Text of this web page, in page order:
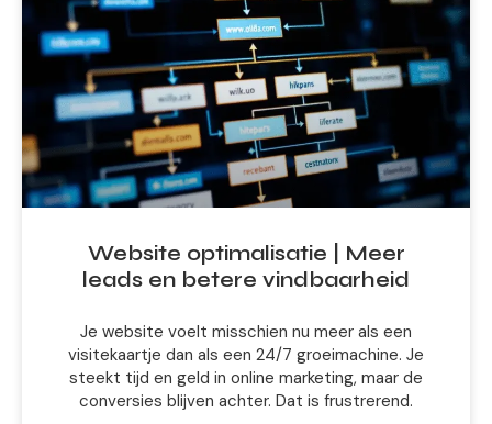
Website optimalisatie | Meer
leads en betere vindbaarheid
Je website voelt misschien nu meer als een
visitekaartje dan als een 24/7 groeimachine. Je
steekt tijd en geld in online marketing, maar de
conversies blijven achter. Dat is frustrerend.